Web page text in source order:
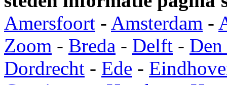
Amersfoort - Amsterdam -
Zoom - Breda - Delft -
Dordrecht - Ede -